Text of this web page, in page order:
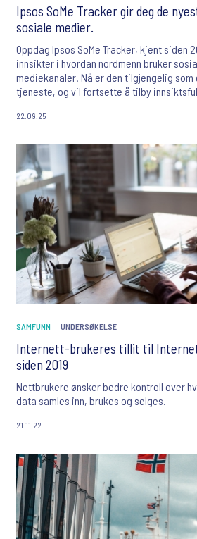
Ipsos SoMe Tracker gir deg de
sosiale medier.
Oppdag Ipsos SoMe Tracker, kjent siden
innsikter i hvordan nordmenn bruker
mediekanaler. Nå er den tilgjengelig
tjeneste, og vil fortsette å tilby
22.09.25
SAMFUNN UNDERSØKELSE
Internett-brukeres tillit til
siden 2019
Nettbrukere ønsker bedre kontroll over
data samles inn, brukes og selges.
21.11.22